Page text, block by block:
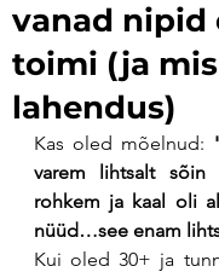
vanad nipid
toimi (ja
lahendus)
Kas oled mõelnud:
varem lihtsalt sõin
rohkem ja kaal oli
nüüd…see enam
Kui oled 30+ ja